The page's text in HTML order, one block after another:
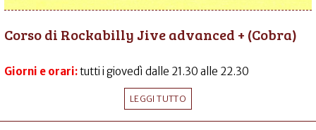
Corso di Rockabilly Jive advanced + (Cobra)
Giorni e orari:tutti i giovedì dalle 21.30 alle 22.30
LEGGI TUTTO